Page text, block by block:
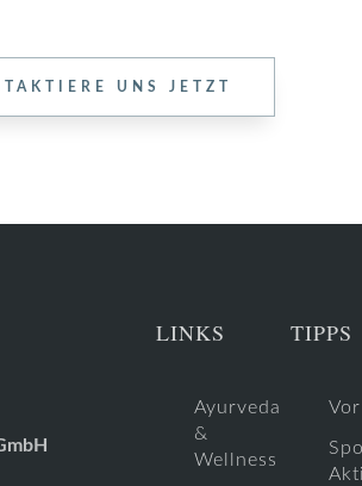
UNS JETZT
LINKS
Ayurveda
&
Wellness
TIPPS